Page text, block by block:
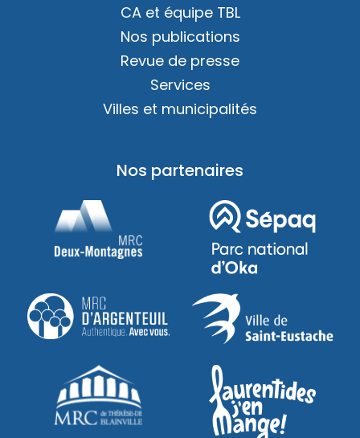
CA et équipe TBL
Nos publications
Revue de presse
Services
Villes et municipalités
Nos partenaires